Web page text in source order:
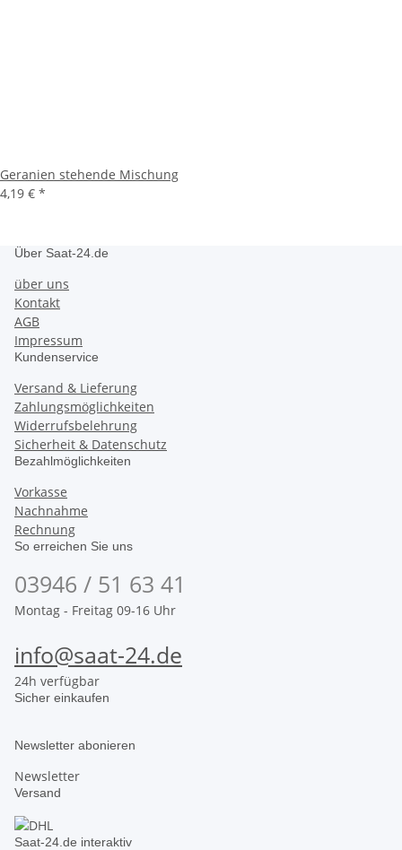
Geranien stehende Mischung
4,19 € *
Über Saat-24.de
über uns
Kontakt
AGB
Impressum
Kundenservice
Versand & Lieferung
Zahlungsmöglichkeiten
Widerrufsbelehrung
Sicherheit & Datenschutz
Bezahlmöglichkeiten
Vorkasse
Nachnahme
Rechnung
So erreichen Sie uns
03946 / 51 63 41
Montag - Freitag 09-16 Uhr
info@saat-24.de
24h verfügbar
Sicher einkaufen
Newsletter abonieren
Newsletter
Versand
Saat-24.de interaktiv